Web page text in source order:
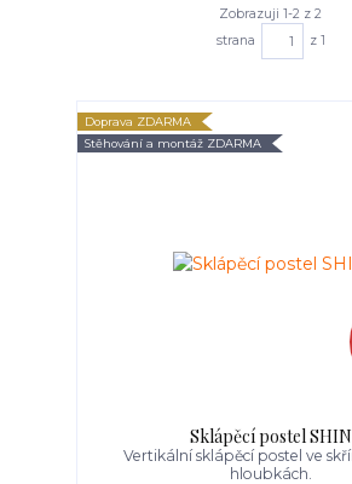
Zobrazuji 1-2 z 2
strana
z 1
Doprava ZDARMA
Stěhování a montáž ZDARMA
Sklápěcí postel SHIN
Vertikální sklápěcí postel ve
hloubkách.